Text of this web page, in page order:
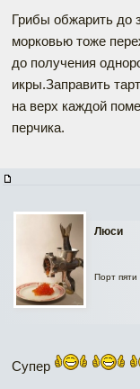
Грибы обжарить до
морковью тоже
до получения
икры.Заправить
на верх каждой
перчика.
Люси
Порт
Супер